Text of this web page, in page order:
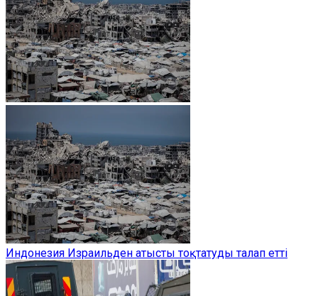
Индонезия Израильден атысты тоқтатуды талап етті